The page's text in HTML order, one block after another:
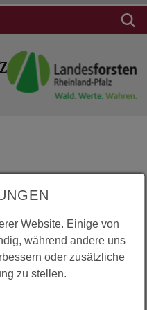
Rotterdam,
Savanne Huis
, Diergaarde
Website. Einige von
während andere uns
oder zusätzliche
zu stellen.